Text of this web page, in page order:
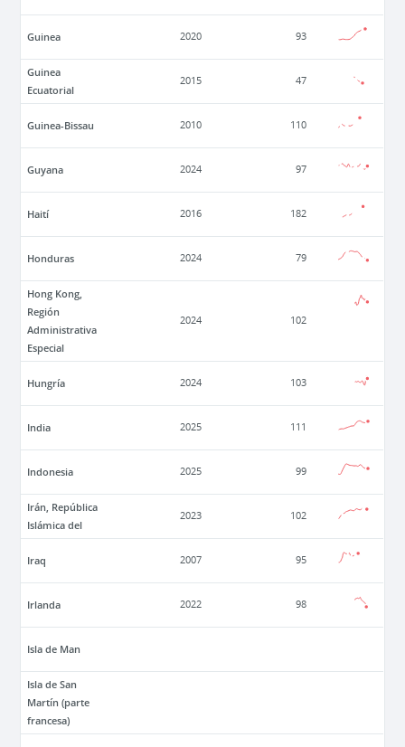
Guinea 2020 93
Guinea
Ecuatorial
2015 47
Guinea-Bissau 2010 110
Guyana 2024 97
Haití 2016 182
Honduras 2024 79
Hong Kong,
Región
Administrativa
Especial
2024 102
Hungría 2024 103
India 2025 111
Indonesia 2025 99
Irán, República
Islámica del
2023 102
Iraq 2007 95
Irlanda 2022 98
Isla de Man
Isla de San
Martín (parte
francesa)